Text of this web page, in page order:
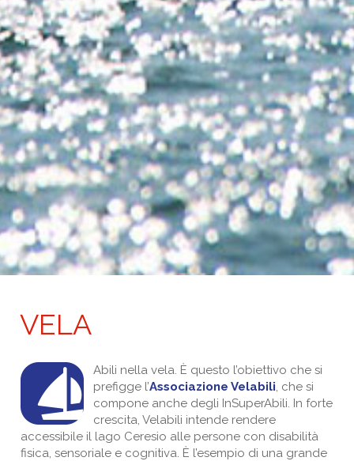
VELA
Abili nella vela. È questo l’obiettivo che si
prefigge l’Associazione Velabili, che si
compone anche degli InSuperAbili. In forte
crescita, Velabili intende rendere
accessibile il lago Ceresio alle persone con disabilità
fisica, sensoriale e cognitiva. È l’esempio di una grande